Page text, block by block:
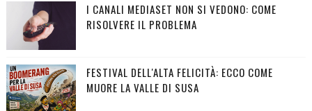
I CANALI MEDIASET NON SI VEDONO: COME
RISOLVERE IL PROBLEMA
FESTIVAL DELL'ALTA FELICITÀ: ECCO COME
MUORE LA VALLE DI SUSA